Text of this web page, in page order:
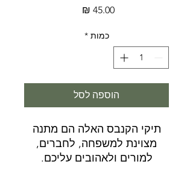
‏45.00 ‏₪
כמות *
הוספה לסל
תיקי הקנבס האלה הם מתנה
מצוינת למשפחה, לחברים,
למורים ולאהובים עליכם.